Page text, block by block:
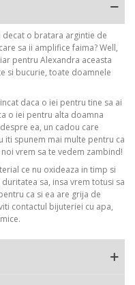
o bratara argintie de
sa ii amplifice faima? Well,
pentru Alexandra aceasta
si bucurie, toate doamnele
daca o iei pentru tine sa ai
o iei pentru alta doamna
ea, un cadou care
iti spunem mai multe pentru ca
vrem sa te vedem zambind!
ce nu oxideaza in timp si
sa, insa vrem totusi sa
ca si ea are grija de
contactul bijuteriei cu apa,